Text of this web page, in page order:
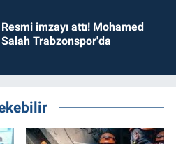
Resmi imzayı attı! Mohamed
Salah Trabzonspor'da